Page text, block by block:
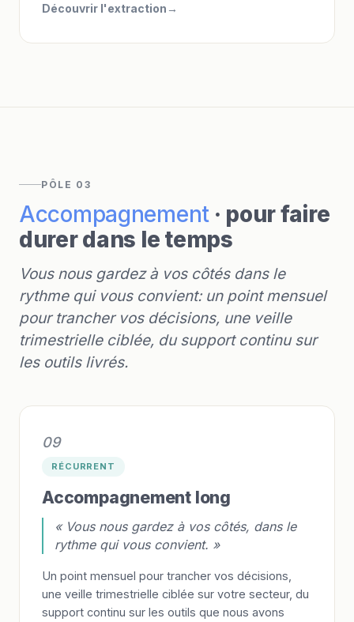
Découvrir l'extraction
PÔLE 03
Accompagnement · pour faire
durer dans le temps
Vous nous gardez à vos côtés dans le
rythme qui vous convient: un point mensuel
pour trancher vos décisions, une veille
trimestrielle ciblée, du support continu sur
les outils livrés.
09
RÉCURRENT
Accompagnement long
« Vous nous gardez à vos côtés, dans le
rythme qui vous convient. »
Un point mensuel pour trancher vos décisions,
une veille trimestrielle ciblée sur votre secteur, du
support continu sur les outils que nous avons